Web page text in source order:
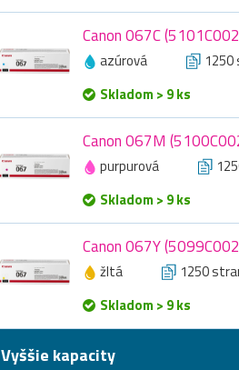
Canon 067C
azúrová
Skladom > 9 ks
Canon 067M
purpurová
Skladom > 9 ks
Canon 067Y
žltá 1250
Skladom > 9 ks
Vyššie kapacity